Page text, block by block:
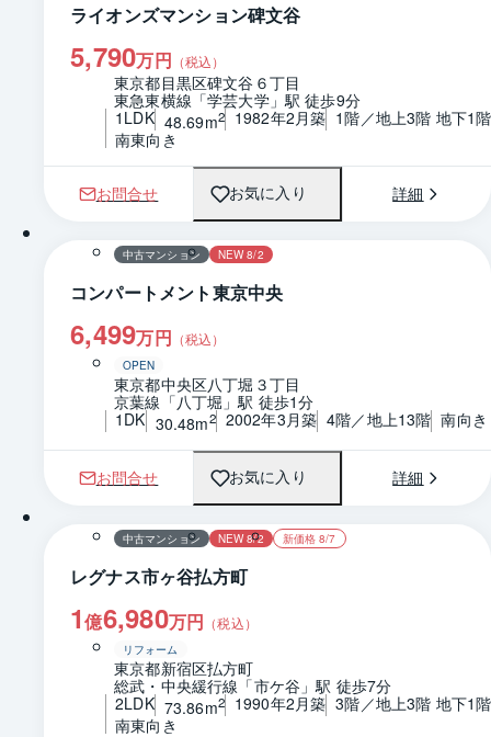
ライオンズマンション碑文谷
5,790万円 （税込）
東京都目黒区碑文谷６丁目
東急東横線「学芸大学」駅 徒歩9分
1LDK 48.69m2 1982年2月築 1階／地上3階 地下1階
南東向き
お問合せ お気に入り 詳細
1 / 0 間取り
中古マンション NEW 8/2
コンパートメント東京中央
6,499万円 （税込）
OPEN
東京都中央区八丁堀３丁目
京葉線「八丁堀」駅 徒歩1分
1DK 30.48m2 2002年3月築 4階／地上13階 南向き
お問合せ お気に入り 詳細
1 / 0 間取り
中古マンション NEW 8/2 新価格 8/7
レグナス市ヶ谷払方町
1億6,980万円 （税込）
リフォーム
東京都新宿区払方町
総武・中央緩行線「市ケ谷」駅 徒歩7分
2LDK 73.86m2 1990年2月築 3階／地上3階 地下1階
南東向き